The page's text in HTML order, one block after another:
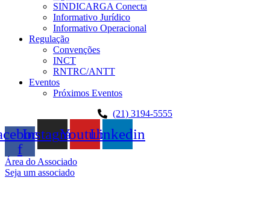
SINDICARGA Conecta
Informativo Jurídico
Informativo Operacional
Regulação
Convenções
INCT
RNTRC/ANTT
Eventos
Próximos Eventos
(21) 3194-5555
f
InstagramYoutubeLinkedin
Área do Associado
Seja um associado